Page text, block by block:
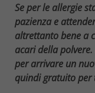
Se per le allergie
pazienza e
altrettanto bene a
acari della
per arrivare un
quindi gratuito